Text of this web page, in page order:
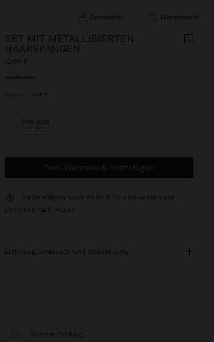
anmelden warenkorb
SET MIT METALLISIERTEN
HAARSPANGEN
12,99 €
ausgewählt
Golden 248615
One size
letzte Stücke
Zum Warenkorb hinzufügen
Sie benötigen noch 49,99 €
für eine kostenlose
Lieferung nach Hause
lieferung, umtausch und rücksendung
Sichere Zahlung